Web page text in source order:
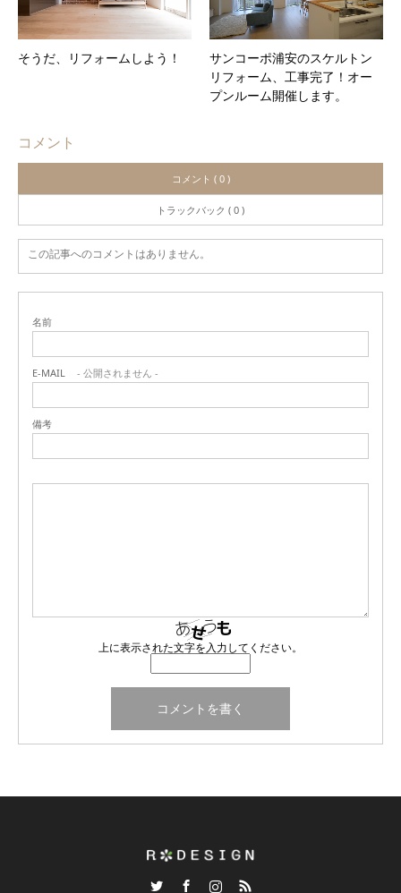
そうだ、リフォームしよう！
サンコーポ浦安のスケルトン
リフォーム、工事完了！オー
プンルーム開催します。
コメント
コメント ( 0 )
トラックバック ( 0 )
この記事へのコメントはありません。
名前
E-MAIL - 公開されません -
備考
上に表示された文字を入力してください。
InstagramRSS